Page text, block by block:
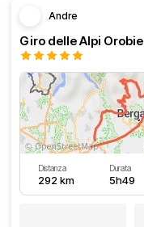
Andre
Giro delle Alpi Orobie
Distanza
292 km
Durata
5h49